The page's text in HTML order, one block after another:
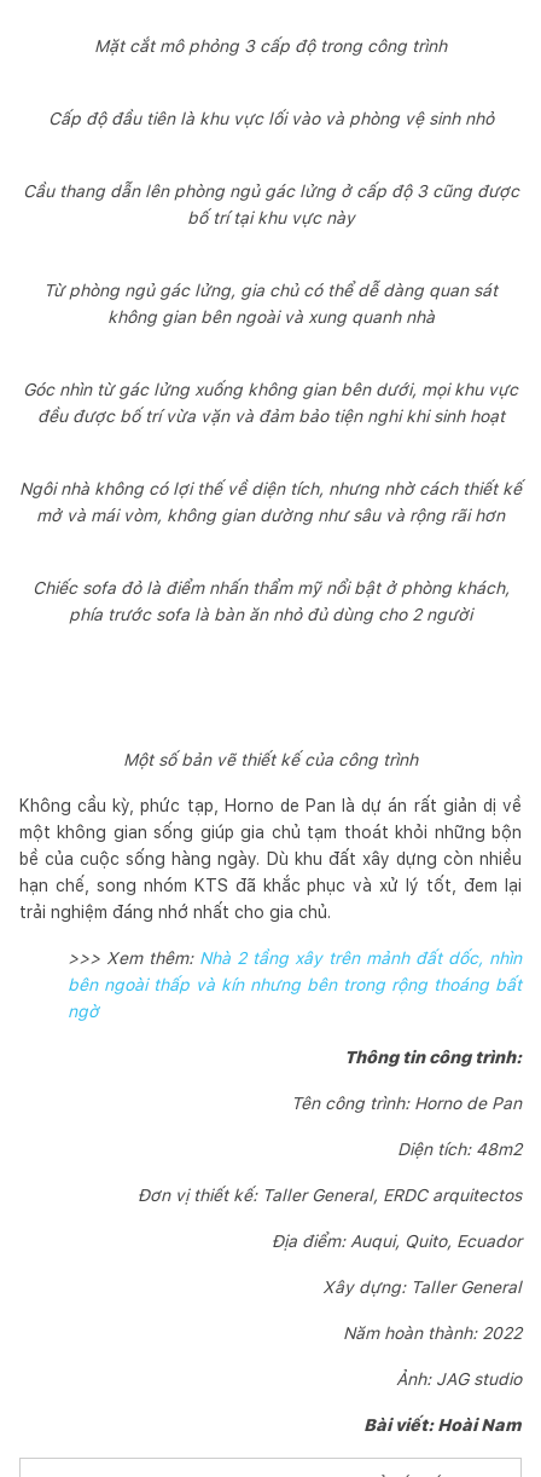
Mặt cắt mô phỏng 3 cấp độ trong công trình
Cấp độ đầu tiên là khu vực lối vào và phòng vệ sinh nhỏ
Cầu thang dẫn lên phòng ngủ gác lửng ở cấp độ 3 cũng được
bố trí tại khu vực này
Từ phòng ngủ gác lửng, gia chủ có thể dễ dàng quan sát
không gian bên ngoài và xung quanh nhà
Góc nhìn từ gác lửng xuống không gian bên dưới, mọi khu vực
đều được bố trí vừa vặn và đảm bảo tiện nghi khi sinh hoạt
Ngôi nhà không có lợi thế về diện tích, nhưng nhờ cách thiết kế
mở và mái vòm, không gian dường như sâu và rộng rãi hơn
Chiếc sofa đỏ là điểm nhấn thẩm mỹ nổi bật ở phòng khách,
phía trước sofa là bàn ăn nhỏ đủ dùng cho 2 người
Một số bản vẽ thiết kế của công trình
Không cầu kỳ, phức tạp, Horno de Pan là dự án rất giản dị về
một không gian sống giúp gia chủ tạm thoát khỏi những bộn
bề của cuộc sống hàng ngày. Dù khu đất xây dựng còn nhiều
hạn chế, song nhóm KTS đã khắc phục và xử lý tốt, đem lại
trải nghiệm đáng nhớ nhất cho gia chủ.
>>> Xem thêm: Nhà 2 tầng xây trên mảnh đất dốc, nhìn
bên ngoài thấp và kín nhưng bên trong rộng thoáng bất
ngờ
Thông tin công trình:
Tên công trình: Horno de Pan
Diện tích: 48m2
Đơn vị thiết kế: Taller General, ERDC arquitectos
Địa điểm: Auqui, Quito, Ecuador
Xây dựng: Taller General
Năm hoàn thành: 2022
Ảnh: JAG studio
Bài viết: Hoài Nam